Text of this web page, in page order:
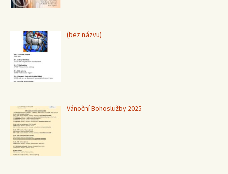
(bez názvu)Příspěvek
Vánoční Bohoslužby 2025